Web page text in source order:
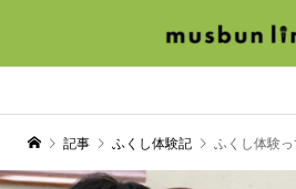
記事 ふくし体験記 ふくし体験って実際ど